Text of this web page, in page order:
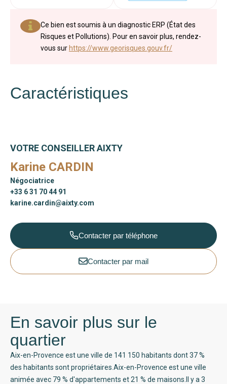
Ce bien est soumis à un diagnostic ERP (État des
Risques et Pollutions). Pour en savoir plus, rendez-
vous sur https://www.georisques.gouv.fr/
Caractéristiques
VOTRE CONSEILLER AIXTY
Karine CARDIN
Négociatrice
+33 6 31 70 44 91
karine.cardin@aixty.com
Contacter par téléphone
Contacter par mail
En savoir plus sur le
quartier
Aix-en-Provence est une ville de 141 150 habitants dont 37 %
des habitants sont propriétaires.Aix-en-Provence est une ville
animée avec 79 % d'appartements et 21 % de maisons.Il y a 3